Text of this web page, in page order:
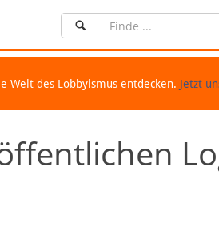
Welt des Lobbyismus entdecken. Jetzt